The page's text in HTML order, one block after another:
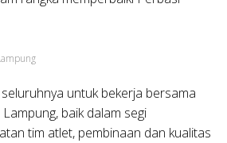
seluruhnya untuk bekerja bersama
baik dalam segi
tim atlet, pembinaan dan kualitas